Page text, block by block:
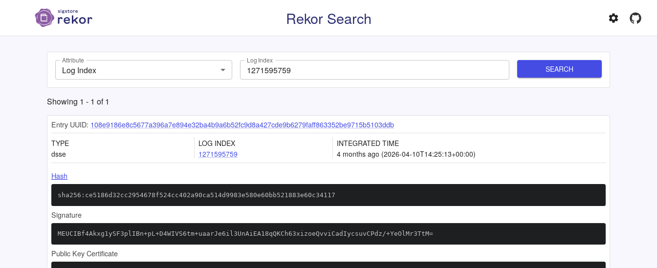
Rekor Search
Attribute
Log Index
Log Index
SEARCH
Showing 1 - 1 of1
Entry UUID: 108e9186e8c5677a396a7e894e32ba4b9a6b52fc9d8a427cde9b6279faff863352be9715b5103ddb
TYPE
dsse
LOG INDEX
1271595759
INTEGRATED TIME
4 months ago (2026-04-10T14:25:13+00:00)
Hash
sha256:ce5186d32cc2954678f524cc402a90ca514d9983e580e60bb521883e60c34117
Signature
MEUCIBf4Akxg1ySF3plIBn+pL+D4WIVS6tm+uaarJe6il3UnAiEA18qQKCh63xizoeQvviCadIycsuvCPdz/+YeOlMr3TtM=
Public Key Certificate